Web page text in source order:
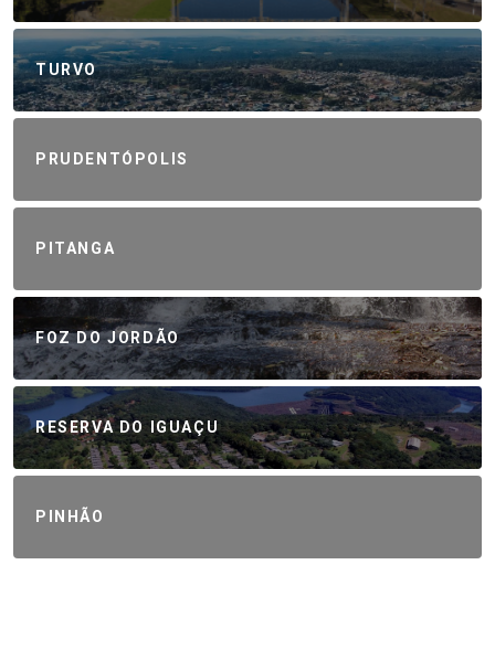
TURVO
PRUDENTÓPOLIS
PITANGA
FOZ DO JORDÃO
RESERVA DO IGUAÇU
PINHÃO